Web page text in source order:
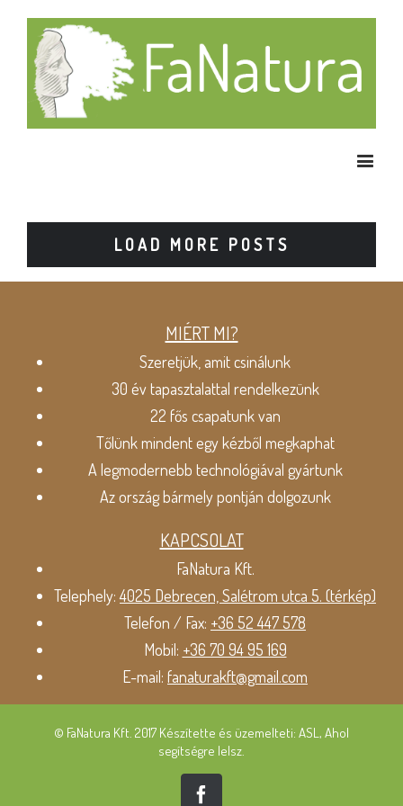
LOAD MORE POSTS
MIÉRT MI?
Szeretjük, amit csinálunk
30 év tapasztalattal rendelkezünk
22 fős csapatunk van
Tőlünk mindent egy kézből megkaphat
A legmodernebb technológiával gyártunk
Az ország bármely pontján dolgozunk
KAPCSOLAT
FaNatura Kft.
Telephely:4025 Debrecen, Salétrom utca 5. (térkép)
Telefon / Fax: +36 52 447 578
Mobil: +36 70 94 95 169
E-mail: fanaturakft@gmail.com
© FaNatura Kft. 2017 Készítette és üzemelteti: ASL, Ahol
segítségre lelsz.